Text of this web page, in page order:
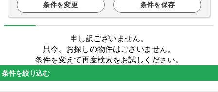
条件を変更 条件を保存
申し訳ございません。
只今、お探しの物件はございません。
条件を変えて再度検索をお試しください。
条件を絞り込む